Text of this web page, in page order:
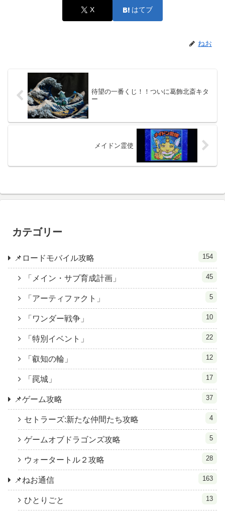
X はてブ
ねお
待望の一番くじ！！ついに葛飾北斎キタ
ー
メイドン霊使
カテゴリー
📌ロードモバイル攻略 154
「メイン・サブ育成計画」 45
「アーティファクト」 5
「ワンダー戦争」 10
「特別イベント」 22
「叡知の輪」 12
「罠城」 17
📌ゲーム攻略 37
セトラーズ:新たな仲間たち攻略 4
ゲームオブドラゴンズ攻略 5
ウォータートル２攻略 28
📌ねお通信 163
ひとりごと 13